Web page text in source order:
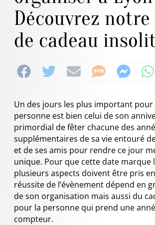
Découvrez notre
de cadeau
Un des jours les plus important pour
personne est bien celui de son
primordial de fêter chacune des
supplémentaires de sa vie entouré
et de ses amis pour rendre ce jour
unique. Pour que cette date marque
plusieurs aspects doivent être pris
réussite de l’évènement dépend en
de son organisation mais aussi du
pour la personne qui prend une
compteur.